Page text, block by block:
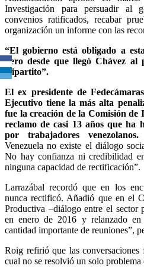
Investigación para persuadir al
convenios ratificados, recabar
organización un informe con las
“El gobierno está obligado a
pero desde que llegó Chávez al
tripartito”.
El ex presidente de
Ejecutivo tiene la más alta
fue la creación de la Comisión de
reclamo de casi 13 años que ha
por trabajadores venezolanos.
Venezuela no existe el diálogo
No hay confianza ni credibilidad
ninguna capacidad de rectificación”.
Larrazábal recordó que en los
nunca rectificó. Añadió que en el
Productiva –diálogo entre el
en enero de 2016 y relanzado
cantidad importante de reuniones”,
Roig refirió que las
cual no se resolvió un solo